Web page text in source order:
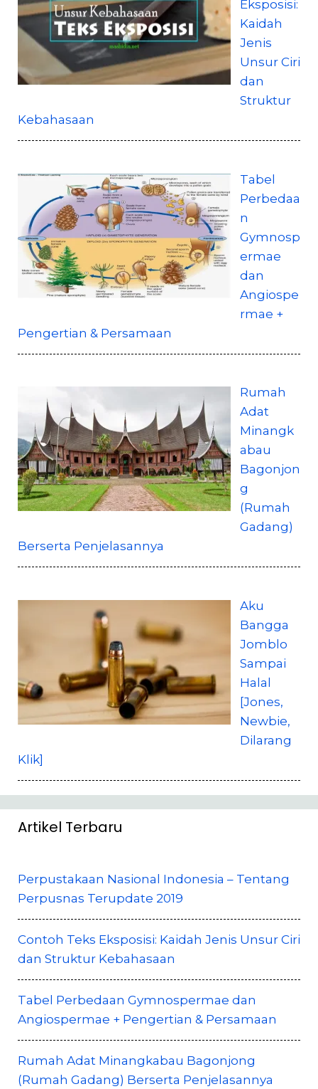
Eksposisi:
Kaidah
Jenis
Unsur Ciri
dan
Struktur
Kebahasaan
Tabel
Perbedaa
n
Gymnosp
ermae
dan
Angiospe
rmae +
Pengertian & Persamaan
Rumah
Adat
Minangk
abau
Bagonjon
g
(Rumah
Gadang)
Berserta Penjelasannya
Aku
Bangga
Jomblo
Sampai
Halal
[Jones,
Newbie,
Dilarang
Klik]
Artikel Terbaru
Perpustakaan Nasional Indonesia – Tentang
Perpusnas Terupdate 2019
Contoh Teks Eksposisi: Kaidah Jenis Unsur Ciri
dan Struktur Kebahasaan
Tabel Perbedaan Gymnospermae dan
Angiospermae + Pengertian & Persamaan
Rumah Adat Minangkabau Bagonjong
(Rumah Gadang) Berserta Penjelasannya